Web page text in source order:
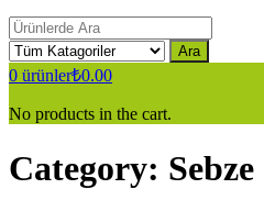
Ara
0 ürünler₺0.00
No products in the cart.
Category: Sebze